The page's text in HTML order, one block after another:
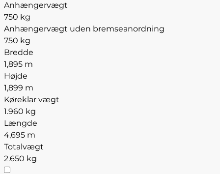
Anhængervægt
750 kg
Anhængervægt uden bremseanordning
750 kg
Bredde
1,895 m
Højde
1,899 m
Køreklar vægt
1.960 kg
Længde
4,695 m
Totalvægt
2.650 kg